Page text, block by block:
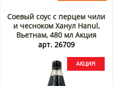
Соевый соус с перцем чили
и чесноком Ханул Hanul,
Вьетнам, 480 мл Акция
арт. 26709